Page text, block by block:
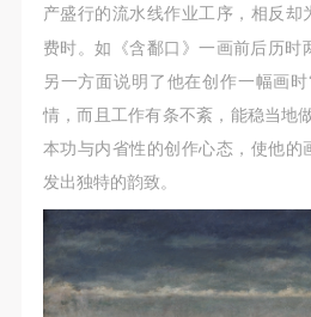
产盛行的流水线作业工序，相反却
费时。如《含鄱口》一画前后历时
另一方面说明了他在创作一幅画
情，而且工作有条不紊，能稳当地
本功与内省性的创作心态，使他的
发出独特的韵致。